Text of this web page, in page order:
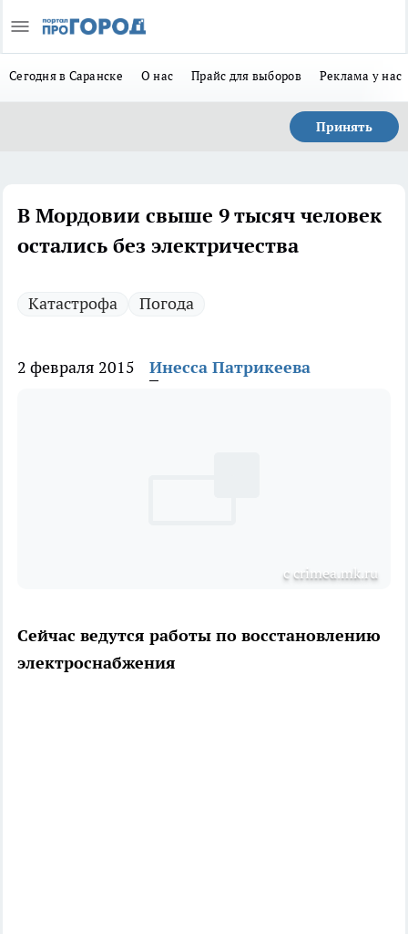
Сегодня в Саранске О нас Прайс для выборов Реклама у нас
Принять
В Мордовии свыше 9 тысяч человек
остались без электричества
Катастрофа Погода
2 февраля 2015 Инесса Патрикеева
с crimea.mk.ru
Сейчас ведутся работы по восстановлению
электроснабжения